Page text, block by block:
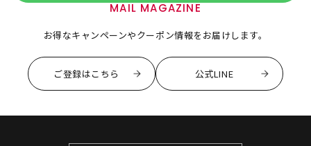
MAIL MAGAZINE
お得なキャンペーンやクーポン情報をお届けします。
ご登録はこちら 公式LINE